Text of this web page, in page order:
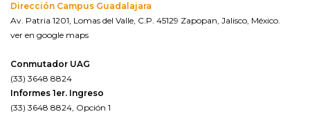
Dirección Campus Guadalajara
Av. Patria 1201, Lomas del Valle, C.P. 45129 Zapopan, Jalisco, México.
ver en google maps
Conmutador UAG
(33) 3648 8824
Informes 1er. Ingreso
(33) 3648 8824, Opción 1